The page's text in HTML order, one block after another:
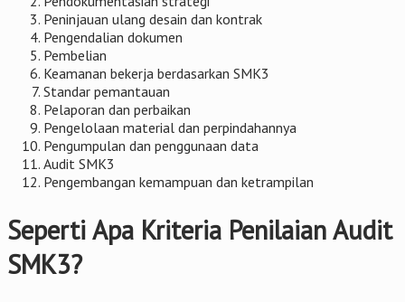
Peninjauan ulang desain dan kontrak
Pengendalian dokumen
Pembelian
Keamanan bekerja berdasarkan SMK3
Standar pemantauan
Pelaporan dan perbaikan
Pengelolaan material dan perpindahannya
Pengumpulan dan penggunaan data
Audit SMK3
Pengembangan kemampuan dan ketrampilan
Seperti Apa Kriteria Penilaian Audit
SMK3?